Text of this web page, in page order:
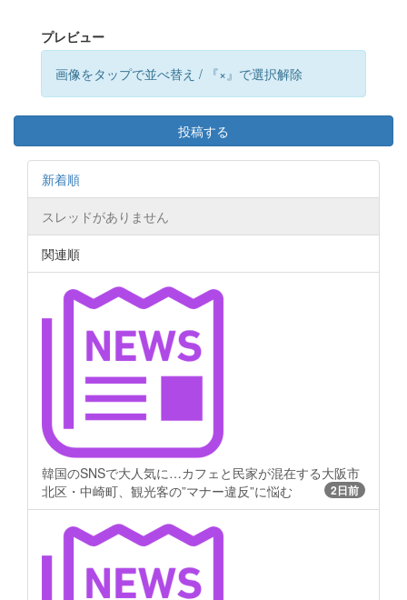
プレビュー
画像をタップで並べ替え / 『×』で選択解除
投稿する
新着順
スレッドがありません
関連順
韓国のSNSで大人気に…カフェと民家が混在する大阪市
北区・中崎町、観光客の”マナー違反”に悩む
2日前